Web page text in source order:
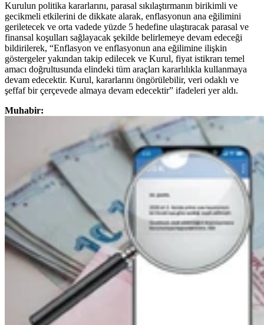
Kurulun politika kararlarını, parasal sıkılaştırmanın birikimli ve
gecikmeli etkilerini de dikkate alarak, enflasyonun ana eğilimini
geriletecek ve orta vadede yüzde 5 hedefine ulaştıracak parasal ve
finansal koşulları sağlayacak şekilde belirlemeye devam edeceği
bildirilerek, “Enflasyon ve enflasyonun ana eğilimine ilişkin
göstergeler yakından takip edilecek ve Kurul, fiyat istikrarı temel
amacı doğrultusunda elindeki tüm araçları kararlılıkla kullanmaya
devam edecektir. Kurul, kararlarını öngörülebilir, veri odaklı ve
şeffaf bir çerçevede almaya devam edecektir” ifadeleri yer aldı.
Muhabir: